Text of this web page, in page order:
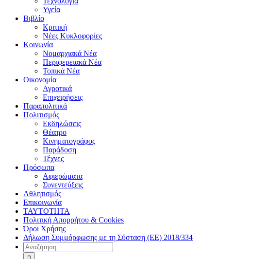
Υγεία
Βιβλίο
Κριτική
Νέες Κυκλοφορίες
Κοινωνία
Νομαρχιακά Νέα
Περιφερειακά Νέα
Τοπικά Νέα
Οικονομία
Αγροτικά
Επιχειρήσεις
Παραπολιτικά
Πολιτισμός
Εκδηλώσεις
Θέατρο
Κινηματογράφος
Παράδοση
Τέχνες
Πρόσωπα
Αφιερώματα
Συνεντεύξεις
Αθλητισμός
Επικοινωνία
ΤΑΥΤΟΤΗΤΑ
Πολιτική Απορρήτου & Cookies
Όροι Χρήσης
Δήλωση Συμμόρφωσης με τη Σύσταση (ΕΕ) 2018/334
Αναζήτηση
για: